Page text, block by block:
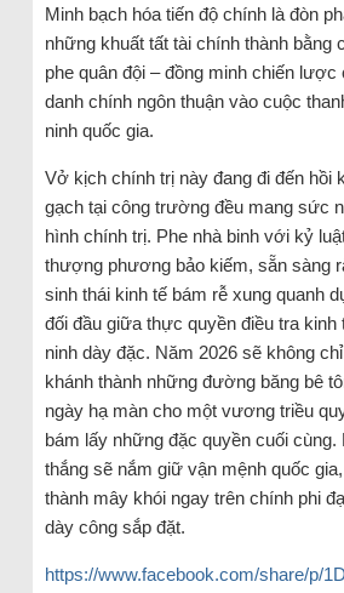
Minh bạch hóa tiến độ chính là đòn
những khuất tất tài chính thành bằng
phe quân đội – đồng minh chiến
danh chính ngôn thuận vào cuộc
ninh quốc gia.
Vở kịch chính trị này đang đi đến hồi
gạch tại công trường đều mang sức
hình chính trị. Phe nhà binh với kỷ
thượng phương bảo kiếm, sẵn sàng
sinh thái kinh tế bám rễ xung quanh
đối đầu giữa thực quyền điều tra
ninh dày đặc. Năm 2026 sẽ không
khánh thành những đường băng bê
ngày hạ màn cho một vương triều
bám lấy những đặc quyền cuối
thắng sẽ nắm giữ vận mệnh quốc
thành mây khói ngay trên chính phi
dày công sắp đặt.
https://www.facebook.com/share/p/